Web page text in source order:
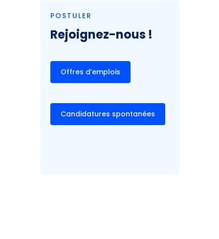
POSTULER
Rejoignez-nous !
Offres d’emplois
Candidatures spontanées